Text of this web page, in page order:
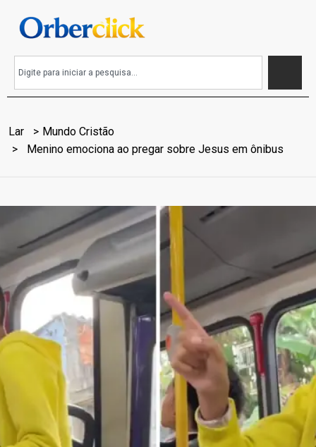
Lar
Mundo Cristão
Menino emociona ao pregar sobre Jesus em ônibus